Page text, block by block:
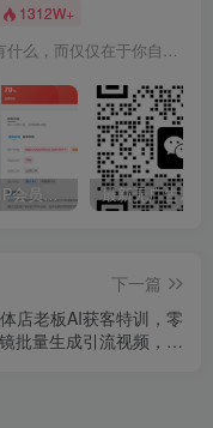
1312W+
幸福不在于你是谁，你拥有什么，而仅仅在于你自己怎么看待
开通百盟网VIP会员，尊享全站资源免费下载，享70%的推广提成！！【限时五折优惠】
下一篇
店老板AI获客特训，零
批量生成引流视频，多